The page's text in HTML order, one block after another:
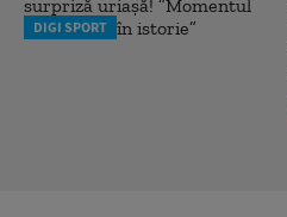
DIGI SPORT